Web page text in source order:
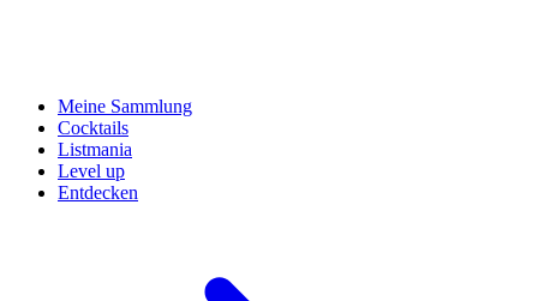
Meine Sammlung
Cocktails
Listmania
Level up
Entdecken